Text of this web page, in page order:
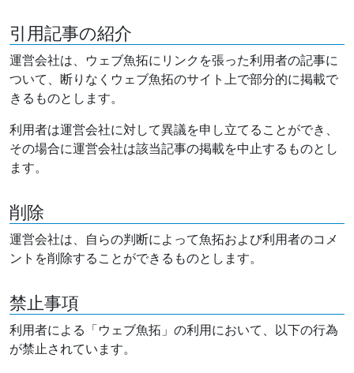
引用記事の紹介
運営会社は、ウェブ魚拓にリンクを張った利用者の記事に
ついて、断りなくウェブ魚拓のサイト上で部分的に掲載で
きるものとします。
利用者は運営会社に対して異議を申し立てることができ、
その場合に運営会社は該当記事の掲載を中止するものとし
ます。
削除
運営会社は、自らの判断によって魚拓および利用者のコメ
ントを削除することができるものとします。
禁止事項
利用者による「ウェブ魚拓」の利用において、以下の行為
が禁止されています。